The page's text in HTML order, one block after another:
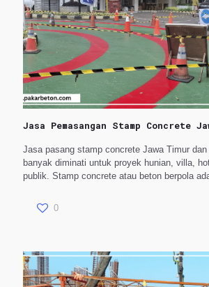
Jasa Pemasangan Stamp Concrete
Jasa pasang stamp concrete Jawa Timur
banyak diminati untuk proyek hunian, villa,
publik. Stamp concrete atau beton berpola
0